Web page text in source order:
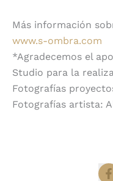
Más información
www.s-ombra.com
*Agradecemos el
Studio para la
Fotografías
Fotografías artista: